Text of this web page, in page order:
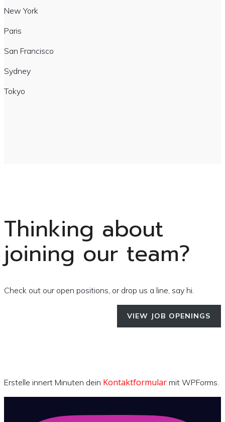
New York
Paris
San Francisco
Sydney
Tokyo
Thinking about
joining our team?
Check out our open positions, or drop us a line, say hi.
VIEW JOB OPENINGS
Erstelle innert Minuten dein Kontaktformular mit WPForms.